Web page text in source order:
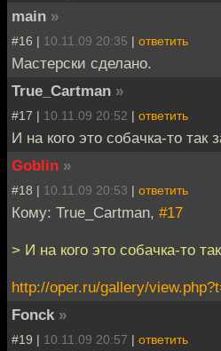
main »
#16 | 10.11.09 20:35 | ответить
Мастерски сделано.
True_Cartman »
#17 | 10.11.09 20:52 | ответить
И на кого это собачка-то так
Goblin »
#18 | 10.11.09 20:53 | ответить
Кому: True_Cartman, #17
> И на кого это собачка-то
http://oper.ru/gallery/
Fonck »
#19 | 10.11.09 20:57 | ответить